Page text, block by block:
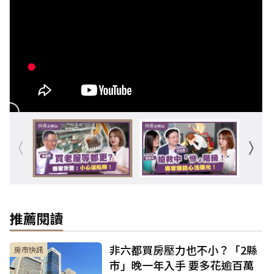
推薦閱讀
房市快訊
非六都買房壓力也不小？「2縣
市」晚一年入手 要多花逾百萬